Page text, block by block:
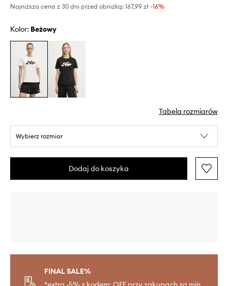
Najniższa cena z 30 dni przed obniżką: 167,99 zł -16%
Kolor: beżowy
Tabela rozmiarów
Wybierz rozmiar
Dodaj do koszyka
FINAL SALE%